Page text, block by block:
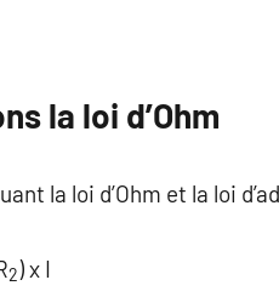
la loi d’Ohm
la loi d’Ohm et la loi
2) x I